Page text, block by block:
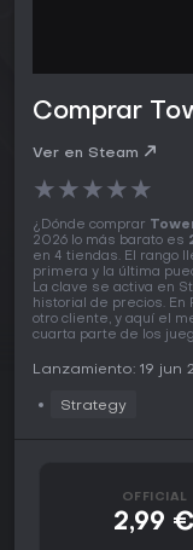
Comprar
Ver en Steam
★★★★★
¿Dónde comprar
2026 lo más barato es
en 4 tiendas. El rango
primera y la última
La clave se activa en
historial de precios. En
otro cliente, y aquí el
cuarta parte de los
Lanzamiento: 19 jun
Strategy
OFFICIAL
2,99 €